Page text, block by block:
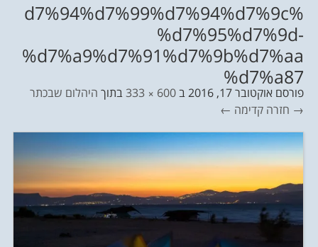
%d7%94%d7%99%d7%94%d7%9c
%d7%95%d7%9d-
%d7%a9%d7%91%d7%9b%d7%aa
%d7%a87
פורסם אוקטובר 17, 2016 ב600 × 333 בתוך היהלום שבכתר
→ חזרה קדימה ←